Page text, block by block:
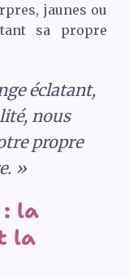
jaunes ou
sa propre
éclatant,
nous
propre
»
la
la